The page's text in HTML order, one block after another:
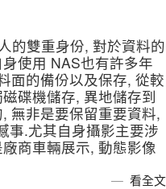
的雙重身份, 對於資料的
使用 NAS也有許多年
面的備份以及保存, 從較
碟機儲存, 異地儲存到
無非是要保留重要資料,
事.尤其自身攝影主要涉
商車輛展示, 動態影像
看全文